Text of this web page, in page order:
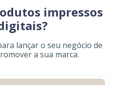
impressos
lançar o seu negócio de
a sua marca.